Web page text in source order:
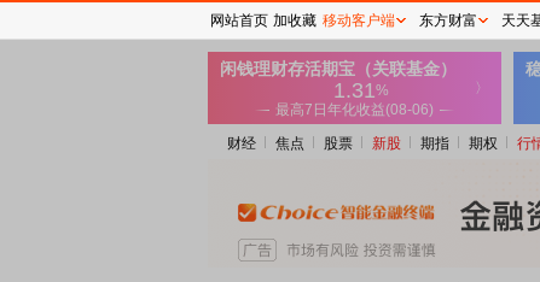
财经 焦点 股票 新股 期指 期权 行
网站首页 加收藏 移动客户端 东方财富 天天